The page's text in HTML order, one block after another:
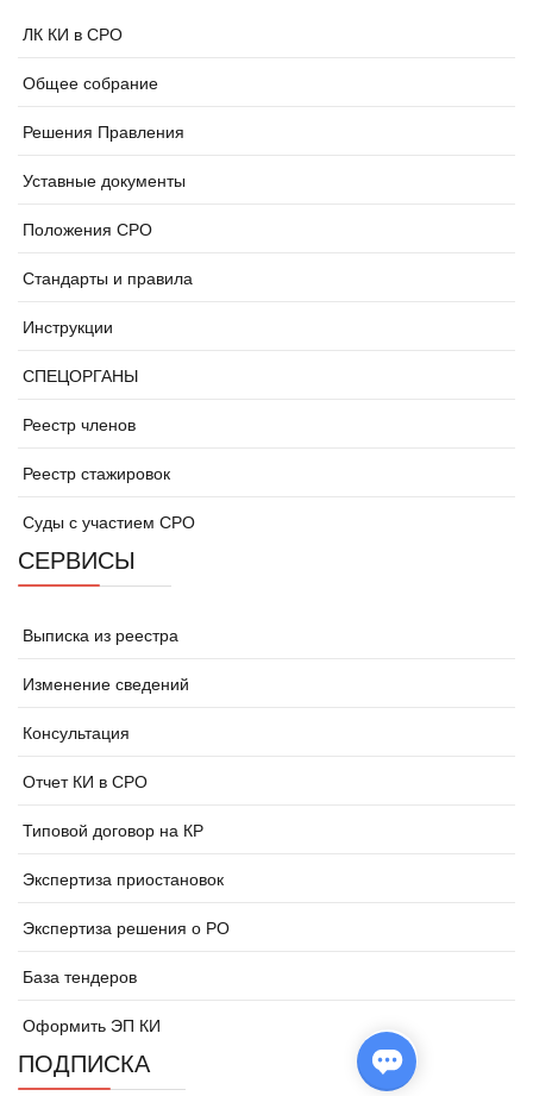
ЛК КИ в СРО
Общее собрание
Решения Правления
Уставные документы
Положения СРО
Стандарты и правила
Инструкции
СПЕЦОРГАНЫ
Реестр членов
Реестр стажировок
Суды с участием СРО
СЕРВИСЫ
Выписка из реестра
Изменение сведений
Консультация
Отчет КИ в СРО
Типовой договор на КР
Экспертиза приостановок
Экспертиза решения о РО
База тендеров
Оформить ЭП КИ
ПОДПИСКА